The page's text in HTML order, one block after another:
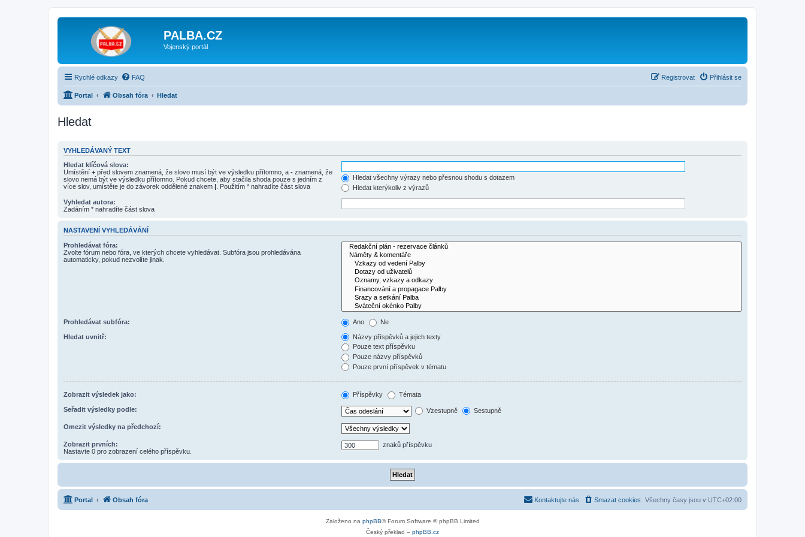
PALBA.CZ
Vojenský portál
Rychlé odkazy FAQ Přihlásit se
Registrovat
Portal Obsah fóra Hledat
Hledat
VYHLEDÁVANÝ TEXT
Hledat klíčová slova:
Umístění + před slovem znamená, že slovo musí být ve výsledku přítomno, a - znamená, že
slovo nemá být ve výsledku přítomno. Pokud chcete, aby stačila shoda pouze s jedním z
více slov, umístěte je do závorek oddělené znakem | . Použitím * nahradíte část slova
Hledat všechny výrazy nebo přesnou shodu s dotazem
Hledat kterýkoliv z výrazů
Vyhledat autora:
Zadáním * nahradíte část slova
NASTAVENÍ VYHLEDÁVÁNÍ
Prohledávat fóra:
Zvolte fórum nebo fóra, ve kterých chcete vyhledávat. Subfóra jsou prohledávána
automaticky, pokud nezvolíte jinak.
Prohledávat subfóra: Ano Ne
Hledat uvnitř:
Názvy příspěvků a jejich texty
Pouze text příspěvku
Pouze názvy příspěvků
Pouze první příspěvek v tématu
Zobrazit výsledek jako: Příspěvky Témata
Seřadit výsledky podle: Vzestupně Sestupně
Omezit výsledky na předchozí:
Zobrazit prvních:
Nastavte 0 pro zobrazení celého příspěvku.
znaků příspěvku
Portal Obsah fóra Všechny časy jsou v UTC+02:00
Smazat cookies
Kontaktujte nás
Založeno na phpBB® Forum Software © phpBB Limited
Český překlad – phpBB.cz